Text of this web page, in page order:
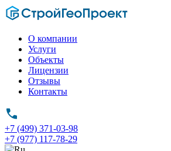
О компании
Услуги
Объекты
Лицензии
Отзывы
Контакты
+7 (499) 371-03-98
+7 (977) 117-78-29